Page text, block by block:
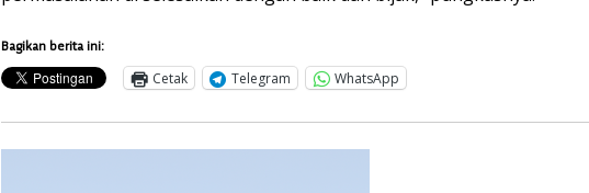
Bagikan berita ini:
Cetak Telegram WhatsApp